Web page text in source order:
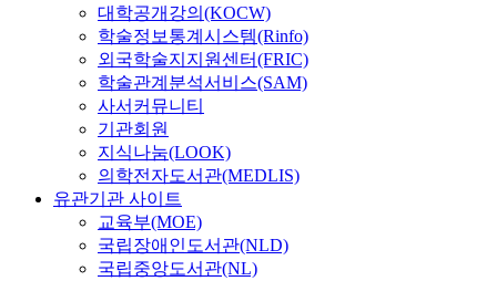
대학공개강의(KOCW)
학술정보통계시스템(Rinfo)
외국학술지지원센터(FRIC)
학술관계분석서비스(SAM)
사서커뮤니티
기관회원
지식나눔(LOOK)
의학전자도서관(MEDLIS)
유관기관 사이트
교육부(MOE)
국립장애인도서관(NLD)
국립중앙도서관(NL)